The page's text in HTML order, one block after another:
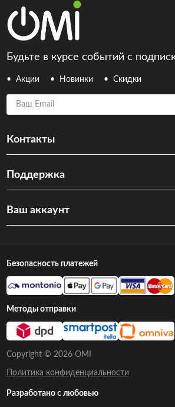
Будьте в курсе событий с
Акции Новинки Скидки
Ваш Email
Контакты
Поддержка
Ваш аккаунт
Copyright © 2026 OMI
Политика конфиденциальности
Безопасность платежей
Методы отправки
Разработано с любовью